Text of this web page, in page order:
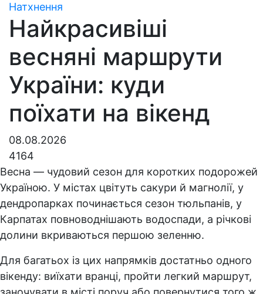
Натхнення
Найкрасивіші
весняні маршрути
України: куди
поїхати на вікенд
08.08.2026
4164
Весна — чудовий сезон для коротких подорожей
Україною. У містах цвітуть сакури й магнолії, у
дендропарках починається сезон тюльпанів, у
Карпатах повноводнішають водоспади, а річкові
долини вкриваються першою зеленню.
Для багатьох із цих напрямків достатньо одного
вікенду: виїхати вранці, пройти легкий маршрут,